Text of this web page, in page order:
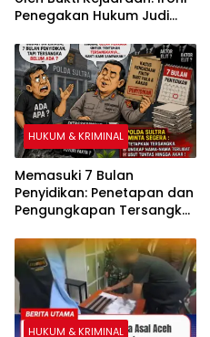
Penegakan Hukum Judi
Johor
HUKUM & KRIMINAL
Memasuki 7 Bulan
Penyidikan: Penetapan dan
Pengungkapan Tersangka
Bibit Pala dan Kakao Rp26
Miliar Dipertanyakan
HUKUM & KRIMINAL